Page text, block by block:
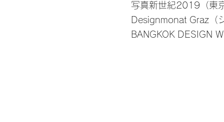
写真新世紀2019（東
Designmonat Graz（
BANGKOK DESIGN